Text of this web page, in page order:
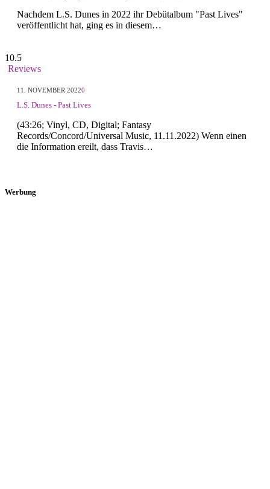
Nachdem L.S. Dunes in 2022 ihr Debütalbum "Past Lives"
veröffentlicht hat, ging es in diesem…
10.5
Reviews
11. NOVEMBER 20220
L.S. Dunes - Past Lives
(43:26; Vinyl, CD, Digital; Fantasy
Records/Concord/Universal Music, 11.11.2022) Wenn einen
die Information ereilt, dass Travis…
Werbung